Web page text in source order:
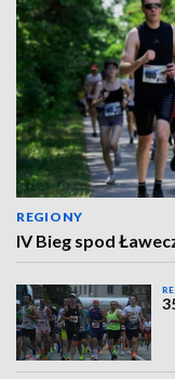
REGIONY
IV Bieg spod